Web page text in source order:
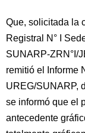
Que, solicitada la
Registral N° I
SUNARP-ZRN°I/
remitió el Informe
UREG/SUNARP,
se informó que el
antecedente